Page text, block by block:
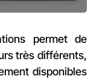
permet de
très différents,
disponibles